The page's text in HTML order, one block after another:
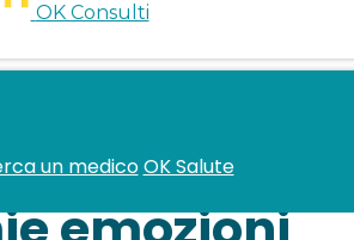
OK Consulti
un medicoOK Salute